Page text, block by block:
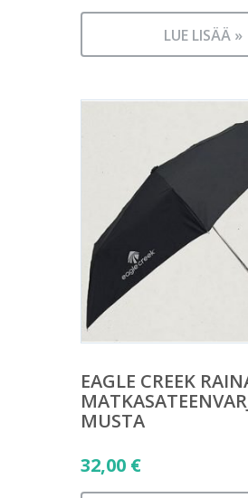
LUE LISÄÄ »
EAGLE CREEK
MUSTA
32,00 €